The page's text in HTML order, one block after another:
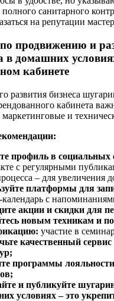
санитарного
на репутации
продвижению и
в домашних
кабинете
развития бизнеса
кабинета
и
профиль в социальных
с регулярными
– для увеличения
платформы для
с
акции и скидки для
новым техникам и
участие в
качественный сервис
программы
и публикуйте
условиях – это